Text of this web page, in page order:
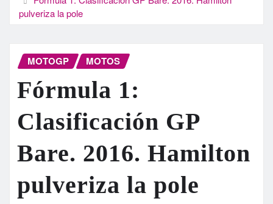
pulveriza la pole
MOTOGP MOTOS
Fórmula 1:
Clasificación GP
Bare. 2016. Hamilton
pulveriza la pole